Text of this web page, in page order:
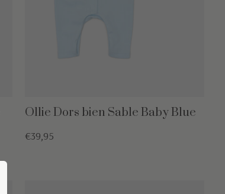
Ollie Dors bien Sable Baby Blue
€39,95